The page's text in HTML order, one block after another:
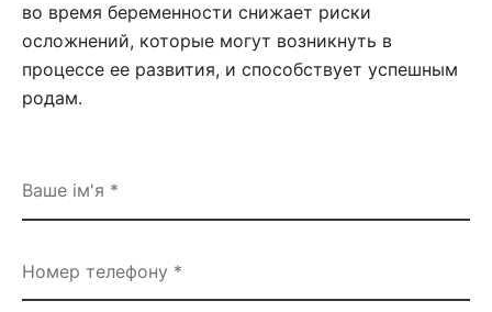
во время беременности снижает риски
осложнений, которые могут возникнуть в
процессе ее развития, и способствует успешным
родам.